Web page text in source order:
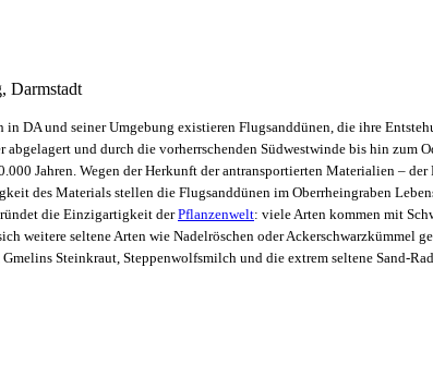
Darmstadt
DA und seiner Umgebung existieren Flugsanddünen, die ihre
abgelagert und durch die vorherrschenden Südwestwinde bis hin
Jahren. Wegen der Herkunft der antransportierten Materialien –
des Materials stellen die Flugsanddünen im Oberrheingraben
die Einzigartigkeit derPflanzenwelt: viele Arten kommen mit
weitere seltene Arten wie Nadelröschen oder Ackerschwarzkümmel
Steinkraut, Steppenwolfsmilch und die extrem seltene Sand-